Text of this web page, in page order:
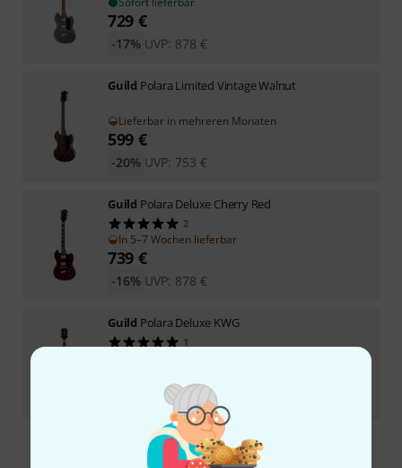
729 €
UVP: 878 €
-17%
Guild Polara Limited Vintage Walnut
Lieferbar in mehreren Monaten
599 €
UVP: 753 €
-20%
Guild Polara Deluxe Cherry Red
2
In 5–7 Wochen lieferbar
739 €
UVP: 878 €
-16%
Guild Polara Deluxe KWG
1
UVP: €
Kostenloser Versand ab 29 €